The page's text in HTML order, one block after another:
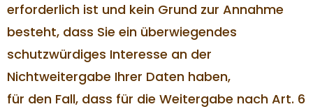
erforderlich ist und kein Grund zur Annahme
besteht, dass Sie ein überwiegendes
schutzwürdiges Interesse an der
Nichtweitergabe Ihrer Daten haben,
für den Fall, dass für die Weitergabe nach Art. 6